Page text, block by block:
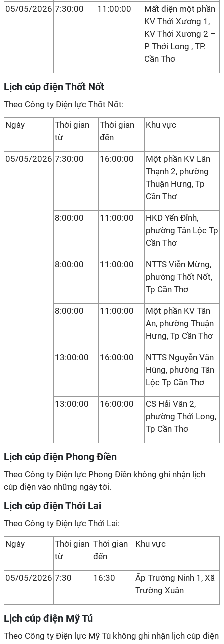
05/05/2026 7:30:00 11:00:00
Mất điện một phần
KV Thới Xương 1,
KV Thới Xương 2 –
P Thới Long , TP.
Cần Thơ
Lịch cúp điện Thốt Nốt
Theo Công ty Điện lực Thốt Nốt:
Ngày
Thời gian
từ
Thời gian
đến
Khu vực
05/05/2026 7:30:00 16:00:00
Một phần KV Lân
Thạnh 2, phường
Thuận Hưng, Tp
Cần Thơ
8:00:00 11:00:00
HKD Yến Đỉnh,
phường Tân Lộc Tp
Cần Thơ
8:00:00 11:00:00
NTTS Viễn Mừng,
phường Thốt Nốt,
Tp Cần Thơ
8:00:00 11:00:00
Một phần KV Tân
An, phường Thuận
Hưng, Tp Cần Thơ
13:00:00 16:00:00
NTTS Nguyễn Văn
Hùng, phường Tân
Lộc Tp Cần Thơ
13:00:00 16:00:00
CS Hải Vân 2,
phường Thới Long,
Tp Cần Thơ
Lịch cúp điện Phong Điền
Theo Công ty Điện lực Phong Điền không ghi nhận lịch
cúp điện vào những ngày tới.
Lịch cúp điện Thới Lai
Theo Công ty Điện lực Thới Lai:
Ngày
Thời gian
từ
Thời gian
đến
Khu vực
05/05/2026 7:30 16:30
Ấp Trường Ninh 1, Xã
Trường Xuân
Lịch cúp điện Mỹ Tú
Theo Công ty Điện lực Mỹ Tú không ghi nhận lịch cúp điện